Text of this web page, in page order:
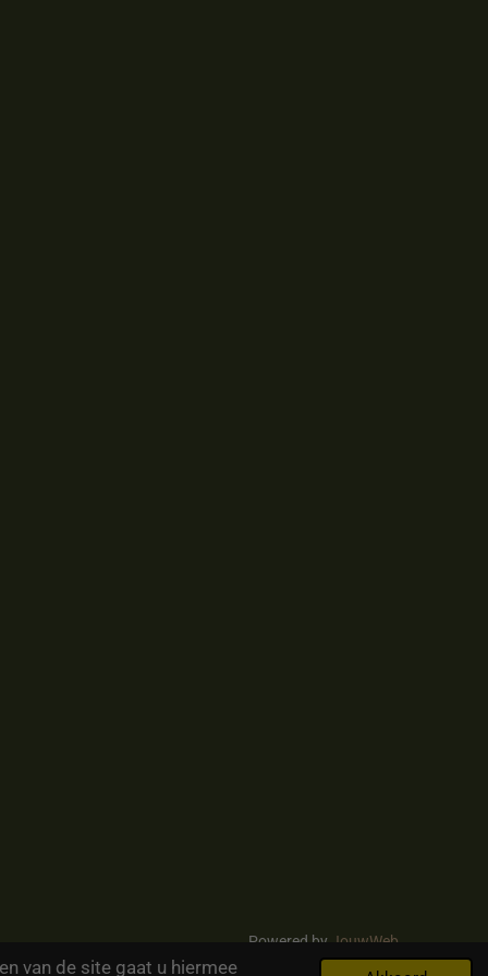
van de site gaat u hiermee
Powered by JouwWeb